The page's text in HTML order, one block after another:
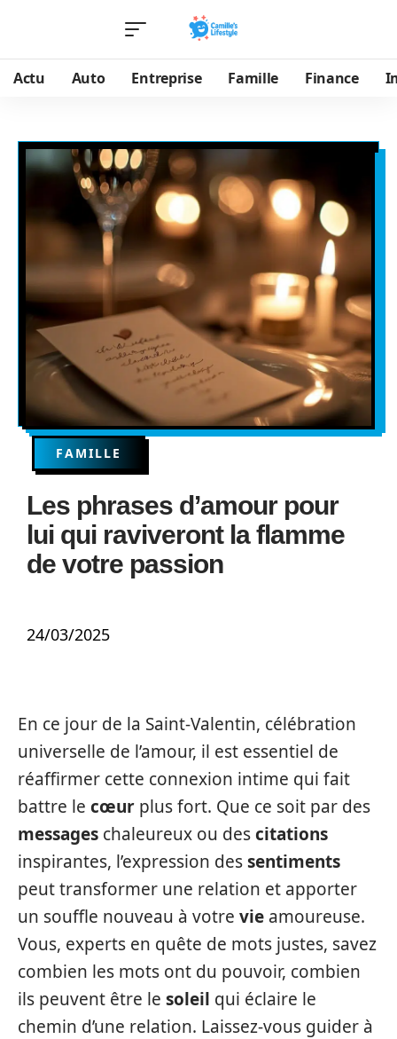
Actu Auto Entreprise Famille Finance
FAMILLE
Les phrases d’amour pour
lui qui raviveront la flamme
de votre passion
24/03/2025
En ce jour de la Saint-Valentin, célébration
universelle de l’amour, il est essentiel de
réaffirmer cette connexion intime qui fait
battre le cœur plus fort. Que ce soit par des
messages chaleureux ou descitations
inspirantes, l’expression dessentiments
peut transformer une relation et apporter
un souffle nouveau à votre vie amoureuse.
Vous, experts en quête de mots justes, savez
combien les mots ont du pouvoir, combien
ils peuvent être le soleil qui éclaire le
chemin d’une relation. Laissez-vous guider à